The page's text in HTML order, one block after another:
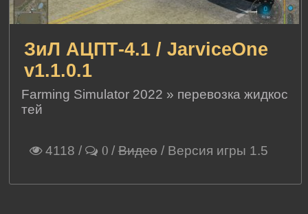
ЗиЛ АЦПТ-4.1 / JarviceOne
v1.1.0.1
Farming Simulator 2022 » перевозка жидкос
тей
4118 / 0 /Видео/ Версия игры 1.5